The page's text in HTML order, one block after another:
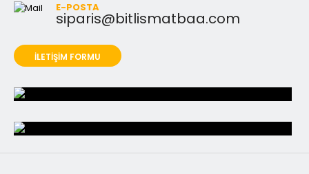
E-POSTA
siparis@bitlismatbaa.com
İLETİŞİM FORMU